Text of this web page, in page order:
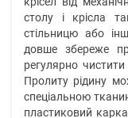
столу і крісла
стільницю або
довше збереже
регулярно
Пролиту рідину
спеціальною
пластиковий